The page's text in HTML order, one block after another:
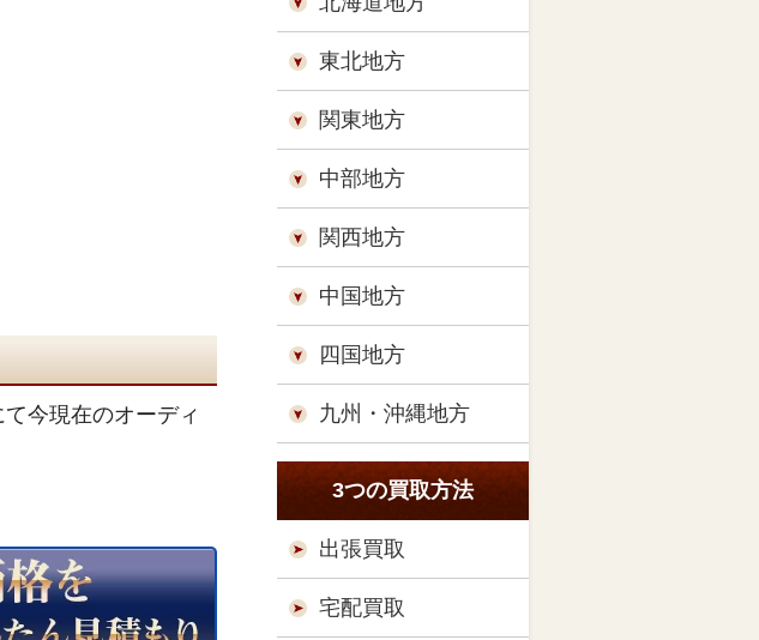
今現在のオーディ
東北地方
関東地方
中部地方
関西地方
中国地方
四国地方
九州・沖縄地方
3つの買取方法
出張買取
宅配買取